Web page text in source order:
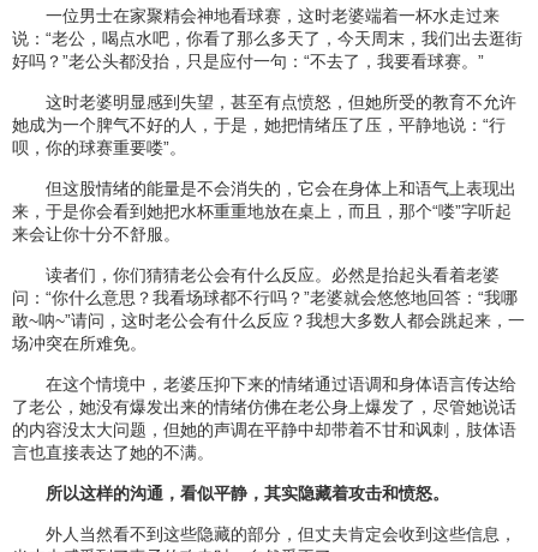
一位男士在家聚精会神地看球赛，这时老婆端着一杯水走过来
说：“老公，喝点水吧，你看了那么多天了，今天周末，我们出去逛街
好吗？”老公头都没抬，只是应付一句：“不去了，我要看球赛。”
这时老婆明显感到失望，甚至有点愤怒，但她所受的教育不允许
她成为一个脾气不好的人，于是，她把情绪压了压，平静地说：“行
呗，你的球赛重要喽”。
但这股情绪的能量是不会消失的，它会在身体上和语气上表现出
来，于是你会看到她把水杯重重地放在桌上，而且，那个“喽”字听起
来会让你十分不舒服。
读者们，你们猜猜老公会有什么反应。必然是抬起头看着老婆
问：“你什么意思？我看场球都不行吗？”老婆就会悠悠地回答：“我哪
敢~呐~”请问，这时老公会有什么反应？我想大多数人都会跳起来，一
场冲突在所难免。
在这个情境中，老婆压抑下来的情绪通过语调和身体语言传达给
了老公，她没有爆发出来的情绪仿佛在老公身上爆发了，尽管她说话
的内容没太大问题，但她的声调在平静中却带着不甘和讽刺，肢体语
言也直接表达了她的不满。
所以这样的沟通，看似平静，其实隐藏着攻击和愤怒。
外人当然看不到这些隐藏的部分，但丈夫肯定会收到这些信息，